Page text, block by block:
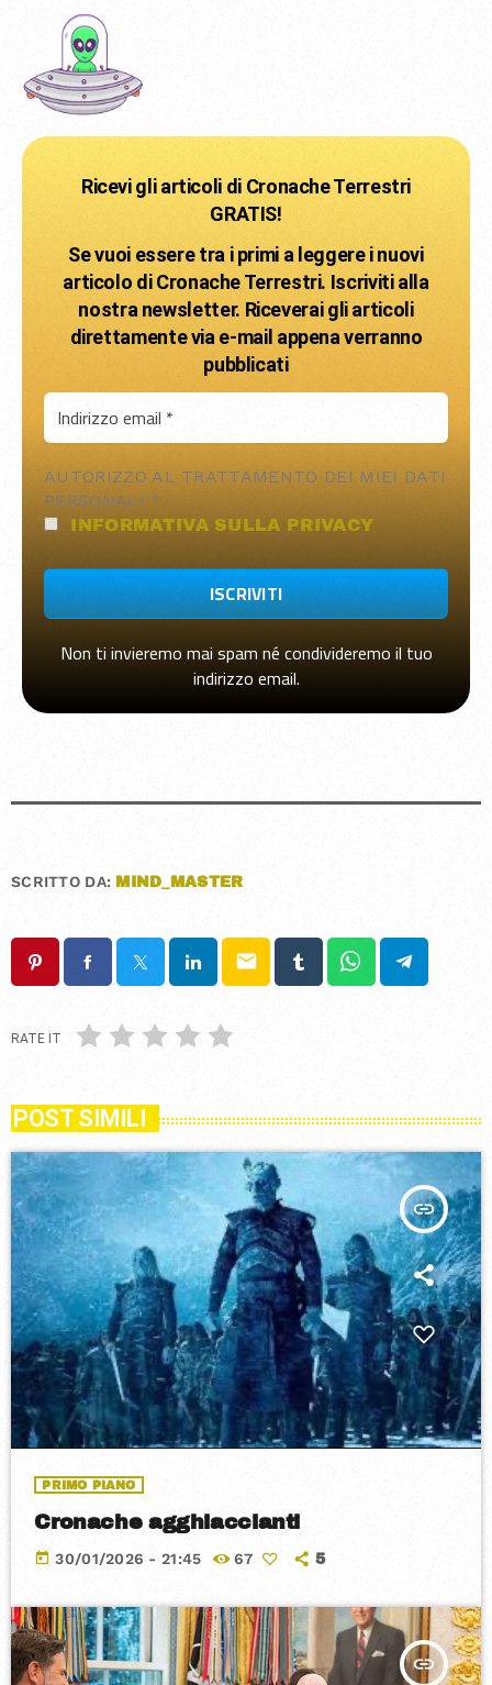
Ricevi gli articoli di Cronache Terrestri
GRATIS!
Se vuoi essere tra i primi a leggere i nuovi
articolo di Cronache Terrestri. Iscriviti alla
nostra newsletter. Riceverai gli articoli
direttamente via e-mail appena verranno
pubblicati
AUTORIZZO AL TRATTAMENTO DEI MIEI DATI
PERSONALI *
INFORMATIVA SULLA PRIVACY
Non ti invieremo mai spam né condivideremo il tuo
indirizzo email.
SCRITTO DA: MIND_MASTER
email
RATE IT
POST SIMILI
insert_link
PRIMO PIANO
Cronache agghiaccianti
today 30/01/2026 - 21:45 67 5
insert_link